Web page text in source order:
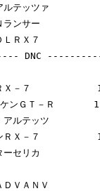
ンアルテッツ
ＶＡＮランサ
　ＤＬＲＸ７
DNC